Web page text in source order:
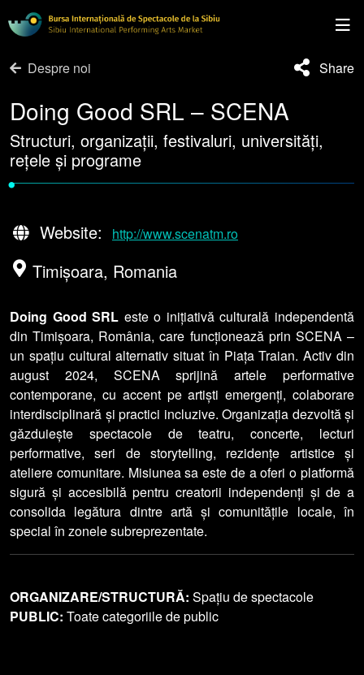
Despre noi Share
Doing Good SRL – SCENA
Structuri, organizații, festivaluri, universități,
rețele și programe
•
Website: http://www.scenatm.ro
Timișoara, Romania
Doing Good SRL este o inițiativă culturală independentă
din Timișoara, România, care funcționează prin SCENA –
un spațiu cultural alternativ situat în Piața Traian. Activ din
august 2024, SCENA sprijină artele performative
contemporane, cu accent pe artiști emergenți, colaborare
interdisciplinară și practici incluzive. Organizația dezvoltă și
găzduiește spectacole de teatru, concerte, lecturi
performative, seri de storytelling, rezidențe artistice și
ateliere comunitare. Misiunea sa este de a oferi o platformă
sigură și accesibilă pentru creatorii independenți și de a
consolida legătura dintre artă și comunitățile locale, în
special în zonele subreprezentate.
ORGANIZARE/STRUCTURĂ: Spațiu de spectacole
PUBLIC: Toate categoriile de public